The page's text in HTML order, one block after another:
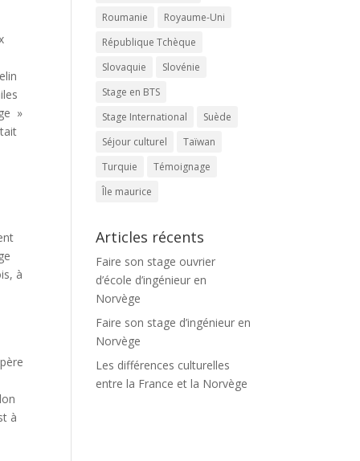
»
à
à
Roumanie
Royaume-Uni
République Tchèque
Slovaquie
Slovénie
Stage en BTS
Stage International
Suède
Séjour culturel
Taïwan
Turquie
Témoignage
Île maurice
Articles récents
Faire son stage ouvrier
d’école d’ingénieur en
Norvège
Faire son stage d’ingénieur en
Norvège
Les différences culturelles
entre la France et la Norvège